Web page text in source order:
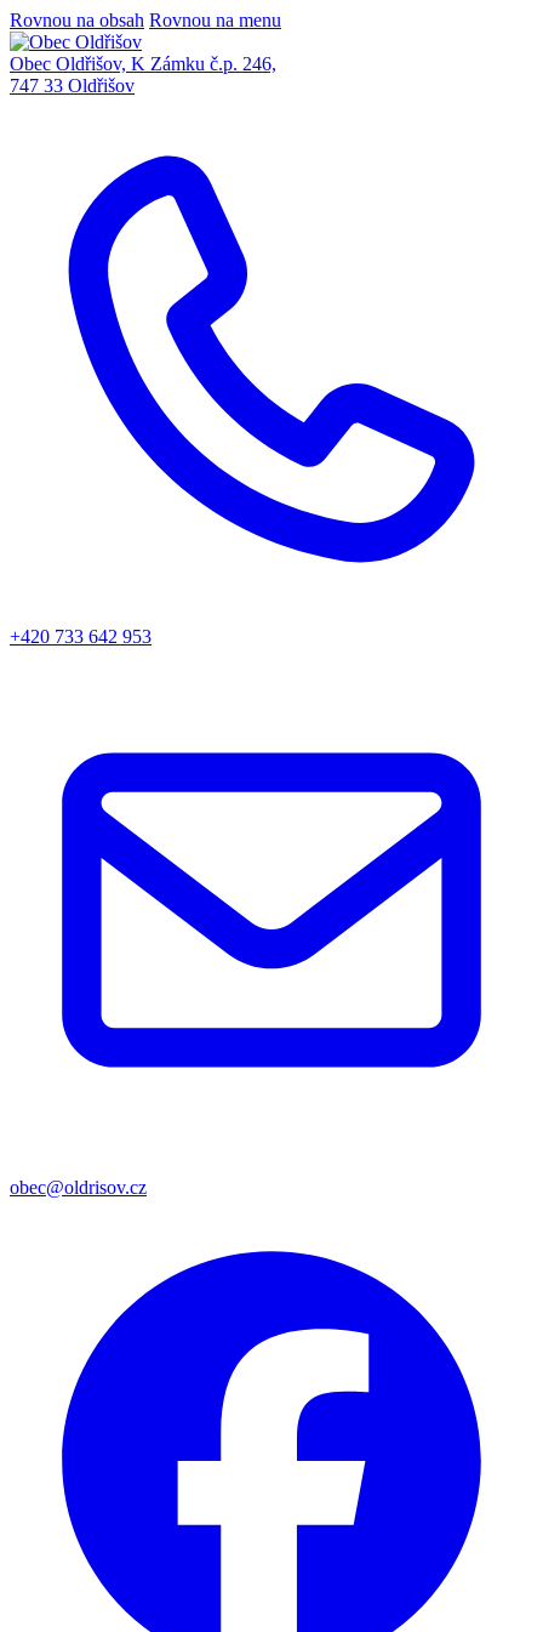
Rovnou na obsah Rovnou na menu
Obec Oldřišov, K Zámku č.p. 246,
747 33 Oldřišov
+420 733 642 953
obec@oldrisov.cz